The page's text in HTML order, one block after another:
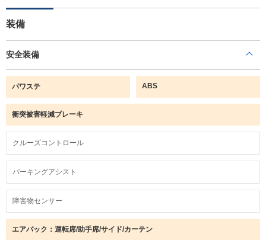
装備
安全装備
パワステ ABS
衝突被害軽減ブレーキ
クルーズコントロール
パーキングアシスト
障害物センサー
エアバック：運転席/助手席/サイド/カーテン